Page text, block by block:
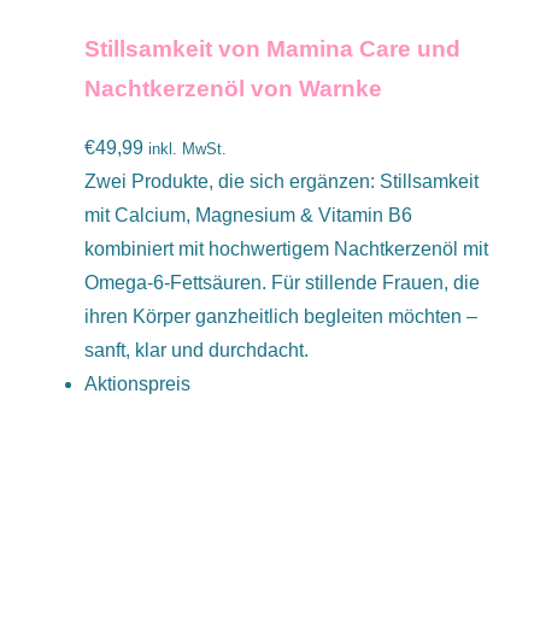
Stillsamkeit von Mamina Care und
Nachtkerzenöl von Warnke
€49,99 inkl. MwSt.
Zwei Produkte, die sich ergänzen: Stillsamkeit
mit Calcium, Magnesium & Vitamin B6
kombiniert mit hochwertigem Nachtkerzenöl mit
Omega-6-Fettsäuren. Für stillende Frauen, die
ihren Körper ganzheitlich begleiten möchten –
sanft, klar und durchdacht.
Aktionspreis